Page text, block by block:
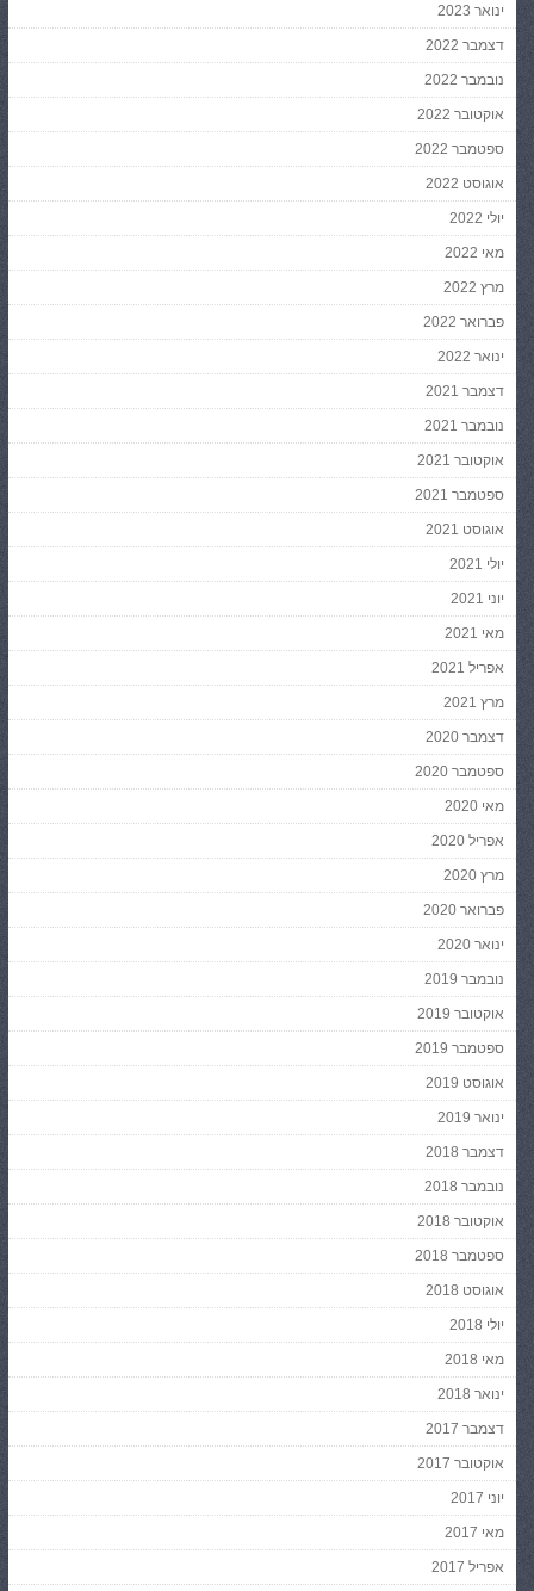
ינואר 2023
דצמבר 2022
נובמבר 2022
אוקטובר 2022
ספטמבר 2022
אוגוסט 2022
יולי 2022
מאי 2022
מרץ 2022
פברואר 2022
ינואר 2022
דצמבר 2021
נובמבר 2021
אוקטובר 2021
ספטמבר 2021
אוגוסט 2021
יולי 2021
יוני 2021
מאי 2021
אפריל 2021
מרץ 2021
דצמבר 2020
ספטמבר 2020
מאי 2020
אפריל 2020
מרץ 2020
פברואר 2020
ינואר 2020
נובמבר 2019
אוקטובר 2019
ספטמבר 2019
אוגוסט 2019
ינואר 2019
דצמבר 2018
נובמבר 2018
אוקטובר 2018
ספטמבר 2018
אוגוסט 2018
יולי 2018
מאי 2018
ינואר 2018
דצמבר 2017
אוקטובר 2017
יוני 2017
מאי 2017
אפריל 2017